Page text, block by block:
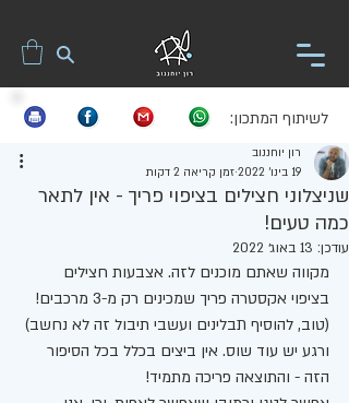
לשיתוף המתכון:
שניצלוני חצילים בציפוי פריך - אין לתאר
כמה טעים!
רון יוחננוב
19 בינו׳ 2022
זמן קריאה 2 דקות
עודכן: 13 באוג׳ 2022
מקווה שאתם מוכנים לזה. אצבעות חצילים
בציפוי אקסטרה פריך שמכינים רק מ-3 מרכבים!
(טוב, להוסיף תבלינים ועשבי תיבול זה לא נחשב)
ורגע יש עוד שוס. אין ביצים בכלל בכל הסיפור
הזה - והתוצאה פריכה מתמיד!